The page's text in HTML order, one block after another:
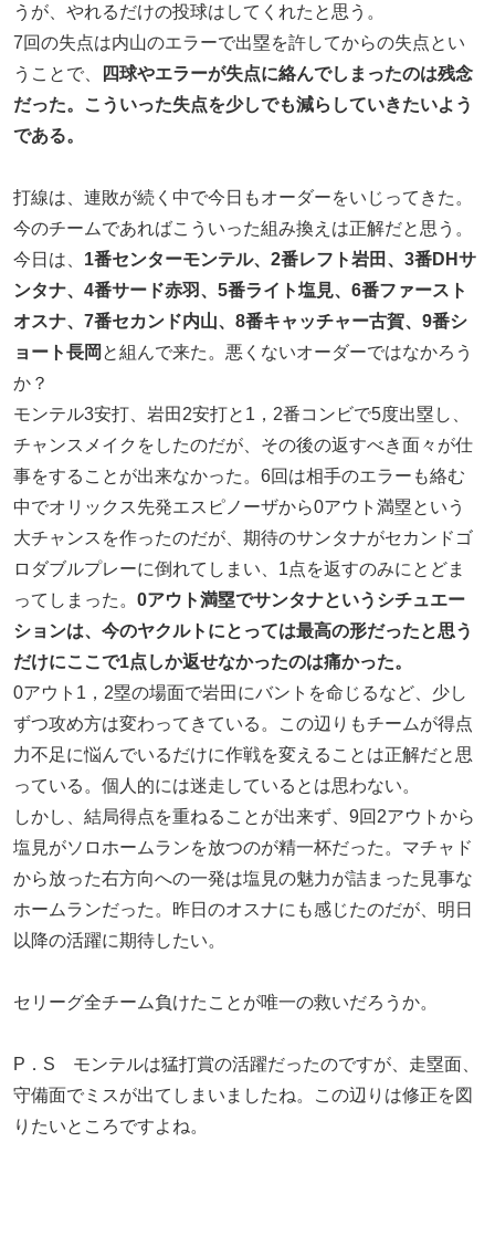
うが、やれるだけの投球はしてくれたと思う。
7回の失点は内山のエラーで出塁を許してからの失点とい
うことで、
四球やエラーが失点に絡んでしまったのは残念
だった。こういった失点を少しでも減らしていきたいよう
である。
打線は、連敗が続く中で今日もオーダーをいじってきた。
今のチームであればこういった組み換えは正解だと思う。
今日は、 1番センターモンテル、2番レフト岩田、3番DHサ
ンタナ、4番サード赤羽、5番ライト塩見、6番ファースト
オスナ、7番セカンド内山、8番キャッチャー古賀、9番シ
ョート長岡 と組んで来た。悪くないオーダーではなかろう
か？
モンテル3安打、岩田2安打と1，2番コンビで5度出塁し、
チャンスメイクをしたのだが、その後の返すべき面々が仕
事をすることが出来なかった。6回は相手のエラーも絡む
中でオリックス先発エスピノーザから0アウト満塁という
大チャンスを作ったのだが、期待のサンタナがセカンドゴ
ロダブルプレーに倒れてしまい、1点を返すのみにとどま
ってしまった。 0アウト満塁でサンタナというシチュエー
ションは、今のヤクルトにとっては最高の形だったと思う
だけにここで1点しか返せなかったのは痛かった。
0アウト1，2塁の場面で岩田にバントを命じるなど、少し
ずつ攻め方は変わってきている。この辺りもチームが得点
力不足に悩んでいるだけに作戦を変えることは正解だと思
っている。個人的には迷走しているとは思わない。
しかし、結局得点を重ねることが出来ず、9回2アウトから
塩見がソロホームランを放つのが精一杯だった。マチャド
から放った右方向への一発は塩見の魅力が詰まった見事な
ホームランだった。昨日のオスナにも感じたのだが、明日
以降の活躍に期待したい。
セリーグ全チーム負けたことが唯一の救いだろうか。
P．S モンテルは猛打賞の活躍だったのですが、走塁面、
守備面でミスが出てしまいましたね。この辺りは修正を図
りたいところですよね。